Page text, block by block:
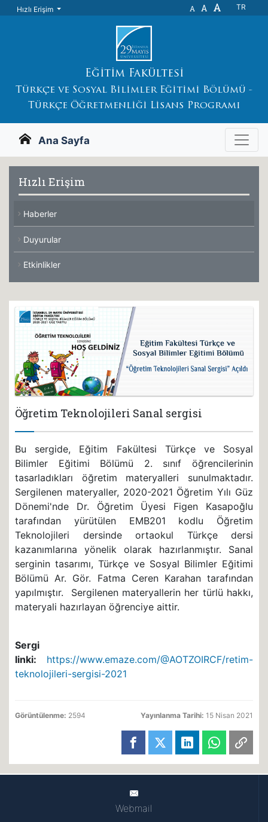
Hızlı Erişim A A A TR
Eğitim Fakültesi
Türkçe ve Sosyal Bilimler Eğitimi Bölümü -
Türkçe Öğretmenliği Lisans Programı
Ana Sayfa
Hızlı Erişim
Haberler
Duyurular
Etkinlikler
Öğretim Teknolojileri Sanal sergisi
Bu sergide, Eğitim Fakültesi Türkçe ve Sosyal
Bilimler Eğitimi Bölümü 2. sınıf öğrencilerinin
tasarladıkları öğretim materyalleri sunulmaktadır.
Sergilenen materyaller, 2020-2021 Öğretim Yılı Güz
Dönemi'nde Dr. Öğretim Üyesi Figen Kasapoğlu
tarafından yürütülen EMB201 kodlu Öğretim
Teknolojileri dersinde ortaokul Türkçe dersi
kazanımlarına yönelik olarak hazırlanmıştır. Sanal
serginin tasarımı, Türkçe ve Sosyal Bilimler Eğitimi
Bölümü Ar. Gör. Fatma Ceren Karahan tarafından
yapılmıştır. Sergilenen materyallerin her türlü hakkı,
materyali hazırlayan öğrenciye aittir.
Sergi
linki:
https://www.emaze.com/@AOTZOIRCF/retim-
teknolojileri-sergisi-2021
Görüntülenme: 2594 Yayınlanma Tarihi: 15 Nisan 2021
Webmail